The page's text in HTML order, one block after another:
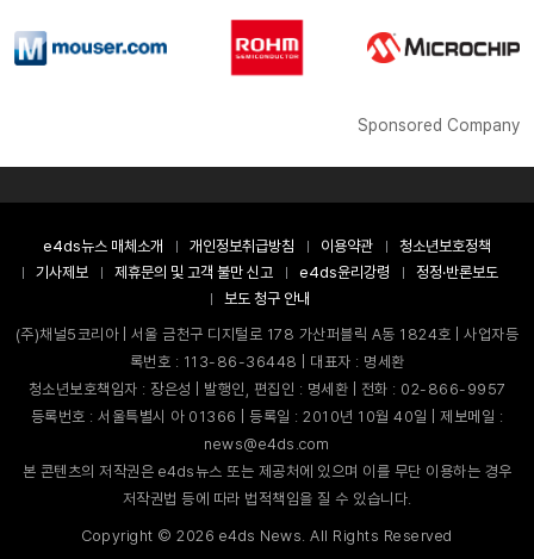
Sponsored Company
e4ds뉴스 매체소개 개인정보취급방침 이용약관
청소년보호정책
기사제보
제휴문의 및 고객 불만 신고 e4ds윤리강령
정정·반론보도
보도 청구 안내
(주)채널5코리아 | 서울 금천구 디지털로 178 가산퍼블릭 A동 1824호 | 사업자등
록번호 : 113-86-36448 | 대표자 : 명세환
청소년보호책임자 : 장은성 | 발행인, 편집인 : 명세환 | 전화 : 02-866-9957
등록번호 : 서울특별시 아 01366 | 등록일 : 2010년 10월 40일 | 제보메일 :
news@e4ds.com
본 콘텐츠의 저작권은 e4ds뉴스 또는 제공처에 있으며 이를 무단 이용하는 경우
저작권법 등에 따라 법적책임을 질 수 있습니다.
Copyright ©2026 e4ds News. All Rights Reserved